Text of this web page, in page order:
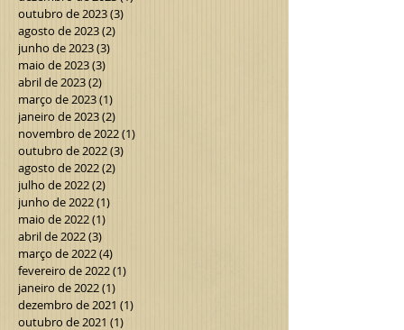
outubro de 2023(3)
agosto de 2023(2)
junho de 2023(3)
maio de 2023(3)
abril de 2023(2)
março de 2023(1)
janeiro de 2023(2)
novembro de 2022(1)
outubro de 2022(3)
agosto de 2022(2)
julho de 2022(2)
junho de 2022(1)
maio de 2022(1)
abril de 2022(3)
março de 2022(4)
fevereiro de 2022(1)
janeiro de 2022(1)
dezembro de 2021 (1)
outubro de 2021 (1)